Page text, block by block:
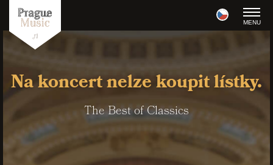
MENU
Na koncert nelze koupit lístky.
The Best of Classics